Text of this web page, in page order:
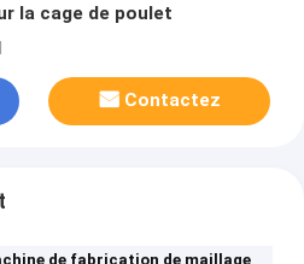
la cage de poulet
Contactez
de fabrication de maillage